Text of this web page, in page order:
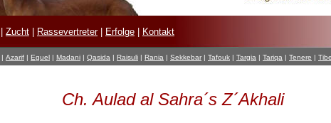
Zucht Rassevertreter| Erfolge Kontakt
| Azarif | Eguel | Madani | Qasida | Raisuli | Rania | Sekkebar | Tafouk | Targia | Tariqa | Tenere |
Ch. Aulad al Sahra´s Z´Akhali